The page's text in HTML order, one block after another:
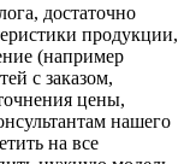
достаточно
продукции,
(например
с заказом,
цены,
нашего
на все